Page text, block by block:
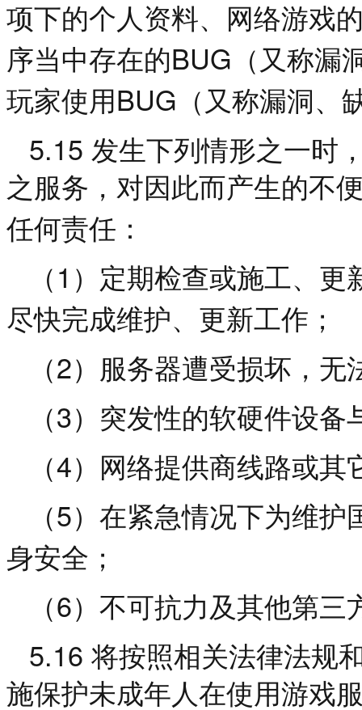
项下的个人资料、网络游戏
序当中存在的BUG （又称漏
玩家使用 BUG （又称漏洞、
5.15 发生下列情形之一时
之服务，对因此而产生的不
任何责任：
（ 1 ）定期检查或施工、更
尽快完成维护、更新工作；
（2）服务器遭受损坏，无
（3）突发性的软硬件设备
（4）网络提供商线路或其
（5）在紧急情况下为维护
身安全；
（6）不可抗力及其他第三
5.16 将按照相关法律法规
施保护未成年人在使用游戏